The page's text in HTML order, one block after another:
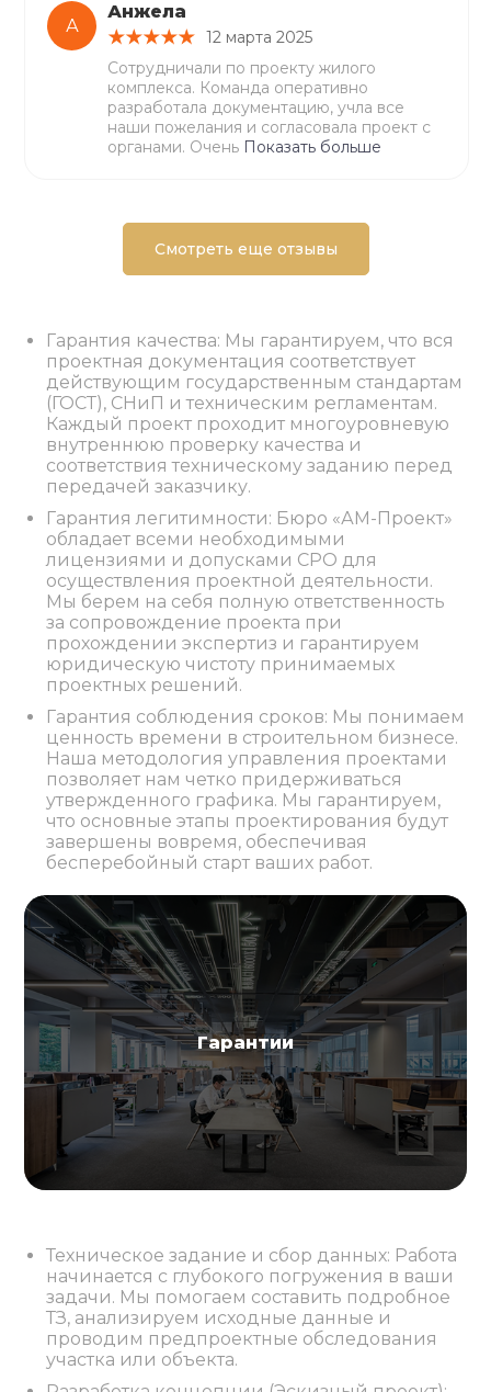
А
Анжела
12 марта 2025
Сотрудничали по проекту жилого
комплекса. Команда оперативно
разработала документацию, учла все
наши пожелания и согласовала проект с
органами. Очень Показать больше
Смотреть еще отзывы
Гарантия качества: Мы гарантируем, что вся
проектная документация соответствует
действующим государственным стандартам
(ГОСТ), СНиП и техническим регламентам.
Каждый проект проходит многоуровневую
внутреннюю проверку качества и
соответствия техническому заданию перед
передачей заказчику.
Гарантия легитимности: Бюро «АМ-Проект»
обладает всеми необходимыми
лицензиями и допусками СРО для
осуществления проектной деятельности.
Мы берем на себя полную ответственность
за сопровождение проекта при
прохождении экспертиз и гарантируем
юридическую чистоту принимаемых
проектных решений.
Гарантия соблюдения сроков: Мы понимаем
ценность времени в строительном бизнесе.
Наша методология управления проектами
позволяет нам четко придерживаться
утвержденного графика. Мы гарантируем,
что основные этапы проектирования будут
завершены вовремя, обеспечивая
бесперебойный старт ваших работ.
Гарантии
Техническое задание и сбор данных: Работа
начинается с глубокого погружения в ваши
задачи. Мы помогаем составить подробное
ТЗ, анализируем исходные данные и
проводим предпроектные обследования
участка или объекта.